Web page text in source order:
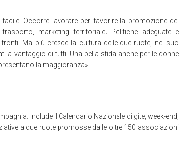
Occorre lavorare per favorire la promozione del
marketing territoriale. Politiche adeguate e
Ma più cresce la cultura delle due ruote, nel suo
a vantaggio di tutti. Una bella sfida anche per le donne
la maggioranza».
Include il Calendario Nazionale di gite, week-end,
a due ruote promosse dalle oltre 150 associazioni